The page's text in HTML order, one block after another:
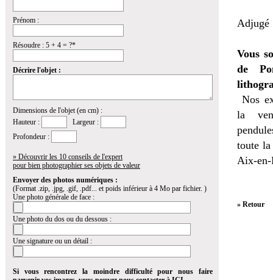
Prénom :
Résoudre : 5 + 4 = ?*
Décrire l'objet :
Dimensions de l'objet (en cm) :
Hauteur :
Largeur :
Profondeur :
» Découvrir les 10 conseils de l'expert
pour bien photographier ses objets de valeur
Envoyer des photos numériques :
(Format .zip, .jpg, .gif, .pdf... et poids inférieur à 4 Mo par fichier. )
Une photo générale de face :
Une photo du dos ou du dessous :
Une signature ou un détail :
Si vous rencontrez la moindre difficulté pour nous faire
Adjugé
Vous
de
Nos
la
toute
Aix-en-
» Retour